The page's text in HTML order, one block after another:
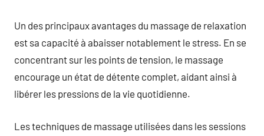
Un des principaux avantages du massage de relaxation
est sa capacité à abaisser notablement le stress. En se
concentrant sur les points de tension, le massage
encourage un état de détente complet, aidant ainsi à
libérer les pressions de la vie quotidienne.
Les techniques de massage utilisées dans les sessions